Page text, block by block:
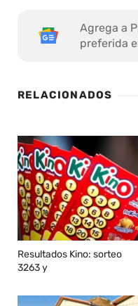
Agrega a
preferida
RELACIONADOS
Resultados Kino: sorteo
3263 y